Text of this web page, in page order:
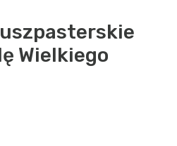
Wielkiego